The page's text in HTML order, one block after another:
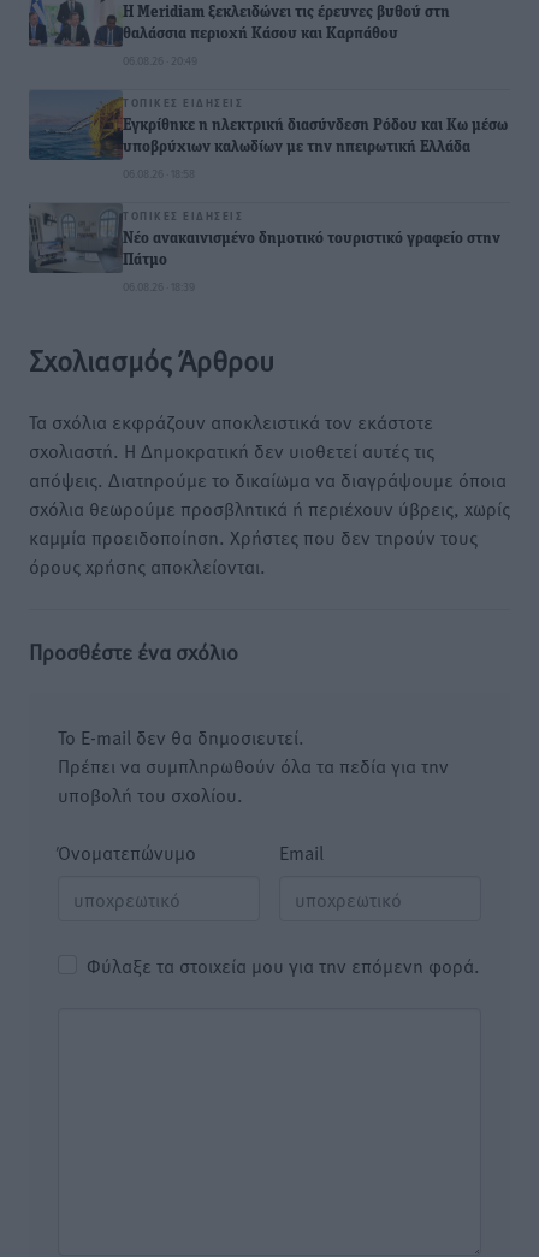
Η Meridiam ξεκλειδώνει τις έρευνες βυθού στη
θαλάσσια περιοχή Κάσου και Καρπάθου
06.08.26 · 20:49
ΤΟΠΙΚΈΣ ΕΙΔΉΣΕΙΣ
Εγκρίθηκε η ηλεκτρική διασύνδεση Ρόδου και Κω μέσω
υποβρύχιων καλωδίων με την ηπειρωτική Ελλάδα
06.08.26 · 18:58
ΤΟΠΙΚΈΣ ΕΙΔΉΣΕΙΣ
Νέο ανακαινισμένο δημοτικό τουριστικό γραφείο στην
Πάτμο
06.08.26 · 18:39
Σχολιασμός Άρθρου
Τα σχόλια εκφράζουν αποκλειστικά τον εκάστοτε
σχολιαστή. Η Δημοκρατική δεν υιοθετεί αυτές τις
απόψεις. Διατηρούμε το δικαίωμα να διαγράψουμε όποια
σχόλια θεωρούμε προσβλητικά ή περιέχουν ύβρεις, χωρίς
καμμία προειδοποίηση. Χρήστες που δεν τηρούν τους
όρους χρήσης αποκλείονται.
Προσθέστε ένα σχόλιο
Το E-mail δεν θα δημοσιευτεί.
Πρέπει να συμπληρωθούν όλα τα πεδία για την
υποβολή του σχολίου.
Όνοματεπώνυμο Email
Φύλαξε τα στοιχεία μου για την επόμενη φορά.